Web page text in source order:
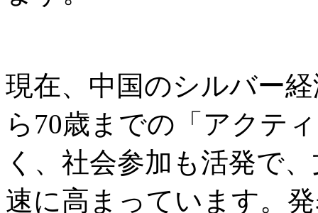
現在、中国のシルバー
ら70歳までの「アクテ
く、社会参加も活発で
速に高まっています。